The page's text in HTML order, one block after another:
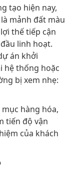
tạo hiện nay,
mảnh đất màu
thế tiếp cận
linh hoạt.
án khởi
hệ thống hoặc
bị xem nhẹ:
hàng hóa,
tiến độ vận
của khách